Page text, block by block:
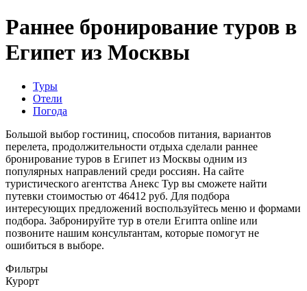
Раннее бронирование туров в
Египет из Москвы
Туры
Отели
Погода
Большой выбор гостиниц, способов питания, вариантов
перелета, продолжительности отдыха сделали раннее
бронирование туров в Египет из Москвы одним из
популярных направлений среди россиян. На сайте
туристического агентства Анекс Тур вы сможете найти
путевки стоимостью от 46412 руб. Для подбора
интересующих предложений воспользуйтесь меню и формами
подбора. Забронируйте тур в отели Египта online или
позвоните нашим консультантам, которые помогут не
ошибиться в выборе.
Фильтры
Курорт